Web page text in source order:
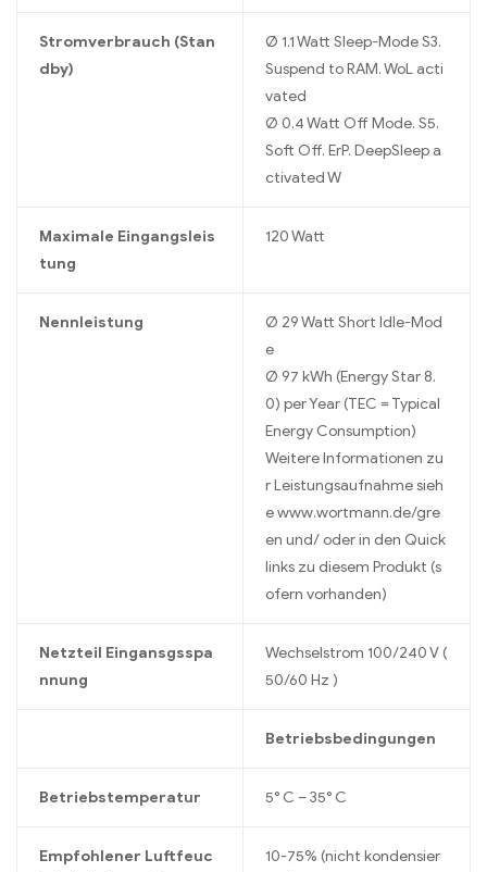
Stromverbrauch (Stan
dby)
Ø 1.1 Watt Sleep-Mode S3.
Suspend to RAM. WoL acti
vated
Ø 0.4 Watt Off Mode. S5.
Soft Off. ErP. DeepSleep a
ctivated W
Maximale Eingangsleis
tung
120 Watt
Nennleistung
Ø 29 Watt Short Idle-Mod
e
Ø 97 kWh (Energy Star 8.
0) per Year (TEC = Typical
Energy Consumption)
Weitere Informationen zu
r Leistungsaufnahme sieh
e www.wortmann.de/gre
en und/ oder in den Quick
links zu diesem Produkt (s
ofern vorhanden)
Netzteil Eingansgsspa
nnung
Wechselstrom 100/240 V (
50/60 Hz )
Betriebsbedingungen
Betriebstemperatur 5° C – 35° C
Empfohlener Luftfeuc
10-75% (nicht kondensier